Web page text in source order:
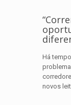
Há
novos